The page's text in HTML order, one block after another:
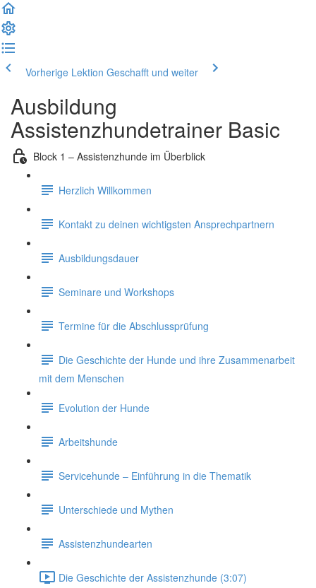
Vorherige Lektion Geschafft und weiter
Ausbildung
Assistenzhundetrainer Basic
Block 1 – Assistenzhunde im Überblick
Herzlich Willkommen
Kontakt zu deinen wichtigsten Ansprechpartnern
Ausbildungsdauer
Seminare und Workshops
Termine für die Abschlussprüfung
Die Geschichte der Hunde und ihre Zusammenarbeit
mit dem Menschen
Evolution der Hunde
Arbeitshunde
Servicehunde – Einführung in die Thematik
Unterschiede und Mythen
Assistenzhundearten
Die Geschichte der Assistenzhunde (3:07)